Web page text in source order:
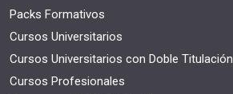
Packs Formativos
Cursos Universitarios
Cursos Universitarios con Doble Titulación
Cursos Profesionales